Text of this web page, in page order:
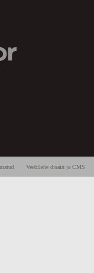
Veebilehe disain ja CMS